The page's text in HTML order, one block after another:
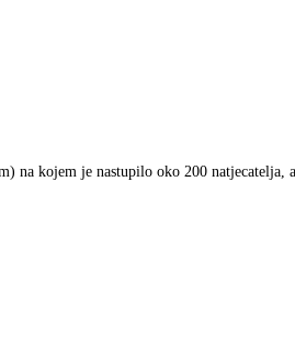
kojem je nastupilo oko 200 natjecatelja,